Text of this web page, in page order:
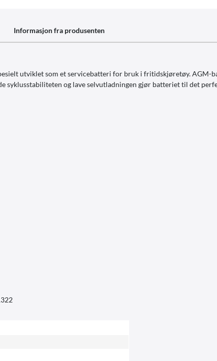
Informasjon fra produsenten
utviklet som et servicebatteri for bruk i fritidskjøretøy.
syklusstabiliteten og lave selvutladningen gjør batteriet til det